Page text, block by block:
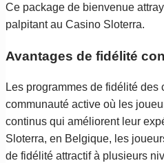
Ce package de bienvenue
palpitant au Casino Sloterra.
Avantages de fidélité
Les programmes de fidélité des
communauté active où les
continus qui améliorent leur
Sloterra, en Belgique, les
de fidélité attractif à plusieurs